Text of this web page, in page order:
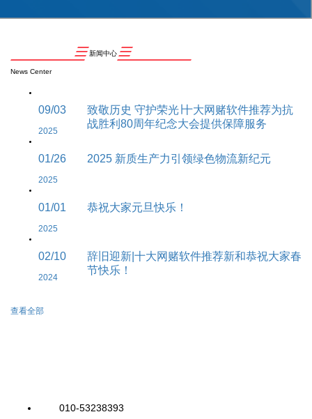
新闻中心
News Center
09/03
2025
致敬历史 守护荣光∣十大网赌软件推荐为抗
战胜利80周年纪念大会提供保障服务
01/26
2025
2025 新质生产力引领绿色物流新纪元
01/01
2025
恭祝大家元旦快乐！
02/10
2024
辞旧迎新|十大网赌软件推荐新和恭祝大家春
节快乐！
查看全部
010-53238393